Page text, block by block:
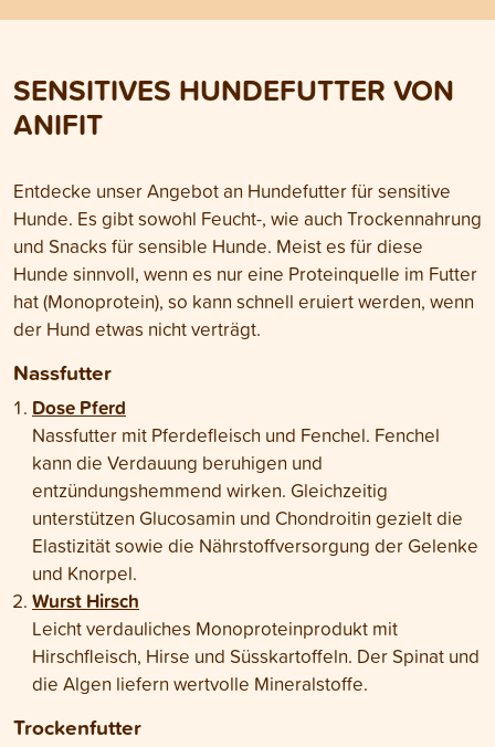
deinen Hund?
ernsthaften
Durchfall bei
du am besten
SENSITIVES HUNDEFUTTER VON
ANIFIT
Entdecke unser Angebot an Hundefutter für sensitive
Hunde. Es gibt sowohl Feucht-, wie auch Trockennahrung
und Snacks für sensible Hunde. Meist es für diese
Hunde sinnvoll, wenn es nur eine Proteinquelle im Futter
hat (Monoprotein), so kann schnell eruiert werden, wenn
der Hund etwas nicht verträgt.
Nassfutter
Dose Pferd
Nassfutter mit Pferdefleisch und Fenchel. Fenchel
kann die Verdauung beruhigen und
entzündungshemmend wirken. Gleichzeitig
unterstützen Glucosamin und Chondroitin gezielt die
Elastizität sowie die Nährstoffversorgung der Gelenke
und Knorpel.
Wurst Hirsch
Leicht verdauliches Monoproteinprodukt mit
Hirschfleisch, Hirse und Süsskartoffeln. Der Spinat und
die Algen liefern wertvolle Mineralstoffe.
Trockenfutter